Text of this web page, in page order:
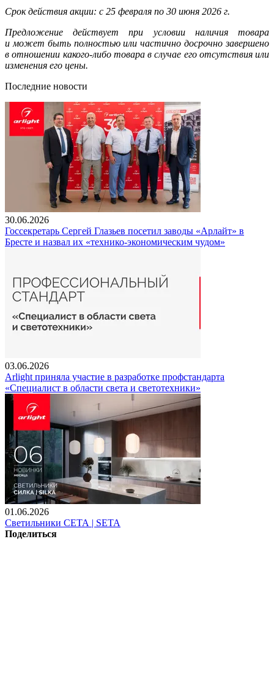
Срок действия акции: с 25 февраля по 30 июня 2026 г.
Предложение действует при условии наличия товара
и может быть полностью или частично досрочно завершено
в отношении какого-либо товара в случае его отсутствия или
изменения его цены.
Последние новости
30.06.2026
Госсекретарь Сергей Глазьев посетил заводы «Арлайт» в
Бресте и назвал их «технико-экономическим чудом»
03.06.2026
Arlight приняла участие в разработке профстандарта
«Специалист в области света и светотехники»
01.06.2026
Светильники СЕТА | SETA
Поделиться